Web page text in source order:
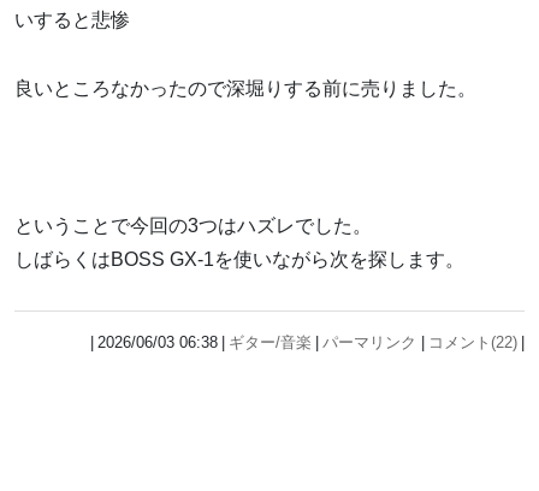
いすると悲惨
良いところなかったので深堀りする前に売りました。
ということで今回の3つはハズレでした。
しばらくはBOSS GX-1を使いながら次を探します。
2026/06/03 06:38 ギター/音楽 パーマリンク コメント(22)